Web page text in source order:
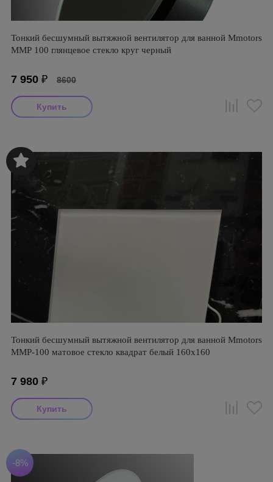
Тонкий бесшумный вытяжной вентилятор для ванной Mmotors
ММР 100 глянцевое стекло круг черный
7 950 ₽ 8600
Тонкий бесшумный вытяжной вентилятор для ванной Mmotors
ММР-100 матовое стекло квадрат белый 160х160
7 980 ₽
-8%